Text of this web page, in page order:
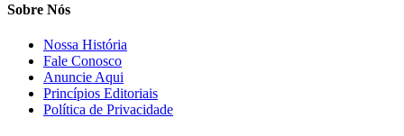
Sobre Nós
Nossa História
Fale Conosco
Anuncie Aqui
Princípios Editoriais
Política de Privacidade